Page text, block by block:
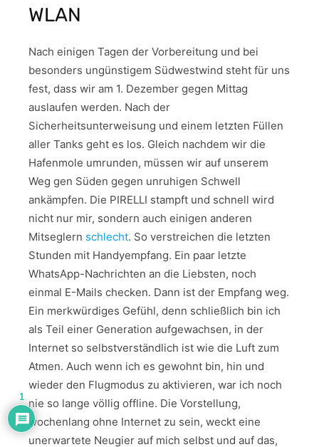
WLAN
Nach einigen Tagen der Vorbereitung und bei
besonders ungünstigem Südwestwind steht für uns
fest, dass wir am 1. Dezember gegen Mittag
auslaufen werden. Nach der
Sicherheitsunterweisung und einem letzten Füllen
aller Tanks geht es los. Gleich nachdem wir die
Hafenmole umrunden, müssen wir auf unserem
Weg gen Süden gegen unruhigen Schwell
ankämpfen. Die PIRELLI stampft und schnell wird
nicht nur mir, sondern auch einigen anderen
Mitseglern schlecht. So verstreichen die letzten
Stunden mit Handyempfang. Ein paar letzte
WhatsApp-Nachrichten an die Liebsten, noch
einmal E-Mails checken. Dann ist der Empfang weg.
Ein merkwürdiges Gefühl, denn schließlich bin ich
als Teil einer Generation aufgewachsen, in der
Internet so selbstverständlich ist wie die Luft zum
Atmen. Auch wenn ich es gewohnt bin, hin und
wieder den Flugmodus zu aktivieren, war ich noch
nie so lange völlig offline. Die Vorstellung,
wochenlang ohne Internet zu sein, weckt eine
unerwartete Neugier auf mich selbst und auf das,
1